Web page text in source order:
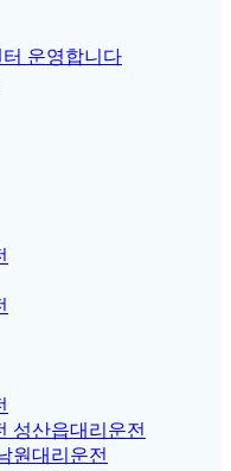
운영합니다
성산읍대리운전
원대리운전